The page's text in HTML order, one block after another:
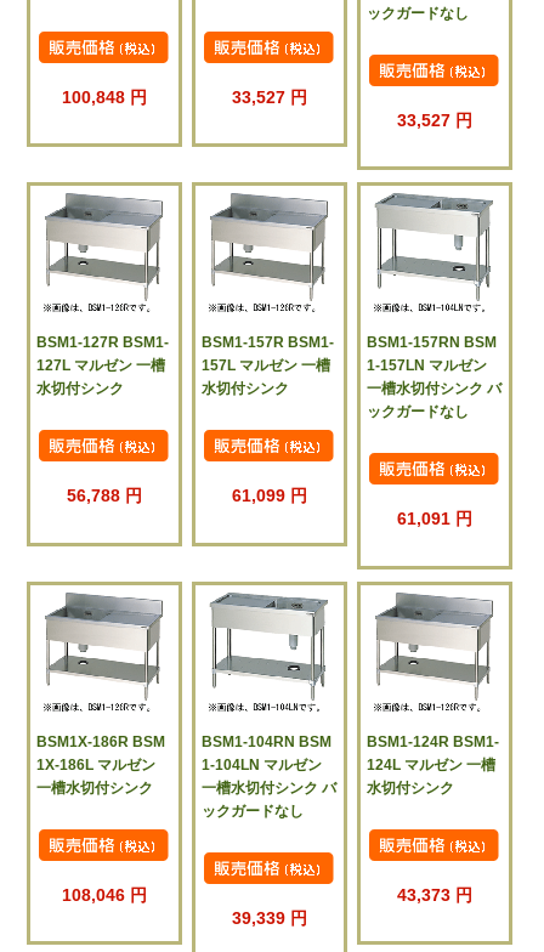
100,848 円 33,527 円
ックガードなし
33,527 円
BSM1-127R BSM1-
127L マルゼン 一槽
水切付シンク
56,788 円
BSM1-157R BSM1-
157L マルゼン 一槽
水切付シンク
61,099 円
BSM1-157RN BSM
1-157LN マルゼン
一槽水切付シンク バ
ックガードなし
61,091 円
BSM1X-186R BSM
1X-186L マルゼン
一槽水切付シンク
108,046 円
BSM1-104RN BSM
1-104LN マルゼン
一槽水切付シンク バ
ックガードなし
39,339 円
BSM1-124R BSM1-
124L マルゼン 一槽
水切付シンク
43,373 円